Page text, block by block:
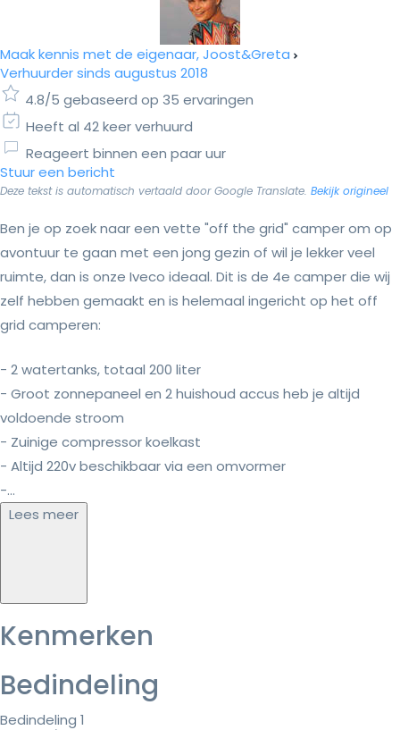
Maak kennis met de eigenaar, Joost&Greta
Verhuurder sinds augustus 2018
4.8/5 gebaseerd op 35 ervaringen
Heeft al 42 keer verhuurd
Reageert binnen een paar uur
Stuur een bericht
Deze tekst is automatisch vertaald door Google Translate. Bekijk origineel
Ben je op zoek naar een vette "off the grid" camper om op
avontuur te gaan met een jong gezin of wil je lekker veel
ruimte, dan is onze Iveco ideaal. Dit is de 4e camper die wij
zelf hebben gemaakt en is helemaal ingericht op het off
grid camperen:
- 2 watertanks, totaal 200 liter
- Groot zonnepaneel en 2 huishoud accus heb je altijd
voldoende stroom
- Zuinige compressor koelkast
- Altijd 220v beschikbaar via een omvormer
-...
Lees meer
Kenmerken
Bedindeling
Bedindeling 1